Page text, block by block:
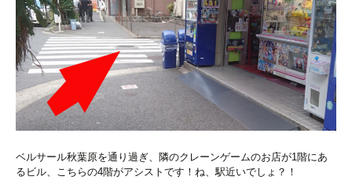
ベルサール秋葉原を通り過ぎ、隣のクレーンゲームのお店が1階にあ
るビル、こちらの4階がアシストです！ね、駅近いでしょ？！